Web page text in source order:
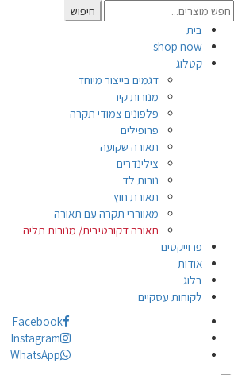
Search
for:
חיפוש
בית
shop now
קטלוג
דגמים בייצור מיוחד
מנורות קיר
פלפונים צמודי תקרה
פרופילים
תאורה שקועה
צילינדרים
נורות לד
תאורת חוץ
מאווררי תקרה עם תאורה
תאורה דקורטיבית/ מנורות תליה
פרוייקטים
אודות
בלוג
לקוחות עסקיים
Facebook
Instagram
WhatsApp